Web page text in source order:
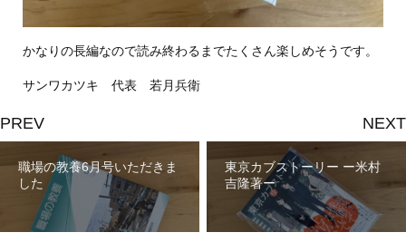
かなりの長編なので読み終わるまでたくさん楽しめそうです。
サンワカツキ 代表 若月兵衛
PREV
職場の教養6月号いただきま
した
NEXT
東京カブストーリー ー米村
吉隆著ー